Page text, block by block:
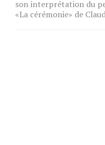
son interprétation du
«La cérémonie» de